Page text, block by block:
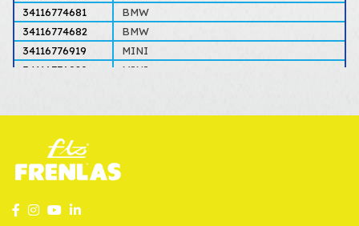
34116774681
BMW
34116774682
BMW
34116776919
MINI
34116776920
MINI
34116779760